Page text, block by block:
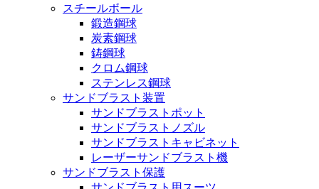
スチールボール
鍛造鋼球
炭素鋼球
鋳鋼球
クロム鋼球
ステンレス鋼球
サンドブラスト装置
サンドブラストポット
サンドブラストノズル
サンドブラストキャビネット
レーザーサンドブラスト機
サンドブラスト保護